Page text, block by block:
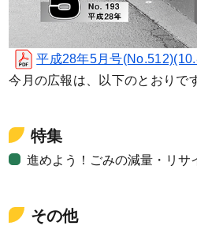
平成28年5月号
今月の広報は、以下のとおりで
特集
進めよう！ごみの減量・リサ
その他